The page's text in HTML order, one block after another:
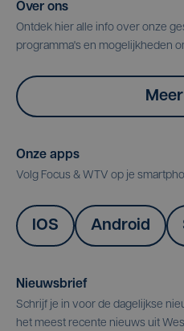
Over ons
Ontdek hier alle info over onze
programma's en mogelijkheden
Onze apps
Volg Focus & WTV op je
IOS Android
Nieuwsbrief
Schrijf je in voor de dagelijkse
het meest recente nieuws uit